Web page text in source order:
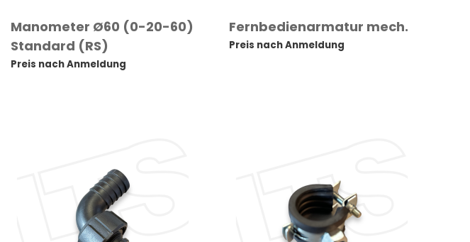
Manometer Ø60 (0-20-60)
Standard (RS)
Preis nach Anmeldung
Fernbedienarmatur mech.
Preis nach Anmeldung